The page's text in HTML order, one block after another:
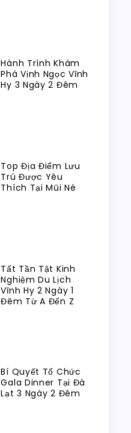
Hành Trình Khám
Phá Vịnh Ngọc Vĩnh
Hy 3 Ngày 2 Đêm
Top Địa Điểm Lưu
Trú Được Yêu
Thích Tại Mũi Né
Tất Tần Tật Kinh
Nghiệm Du Lịch
Vĩnh Hy 2 Ngày 1
Đêm Từ A Đến Z
Bí Quyết Tổ Chức
Gala Dinner Tại Đà
Lạt 3 Ngày 2 Đêm